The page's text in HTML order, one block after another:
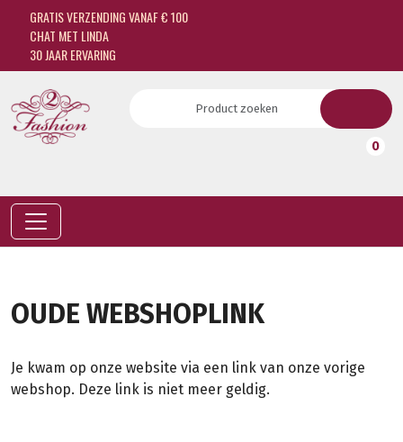
GRATIS VERZENDING VANAF € 100
CHAT MET LINDA
30 JAAR ERVARING
0
OUDE WEBSHOPLINK
Je kwam op onze website via een link van onze vorige
webshop. Deze link is niet meer geldig.